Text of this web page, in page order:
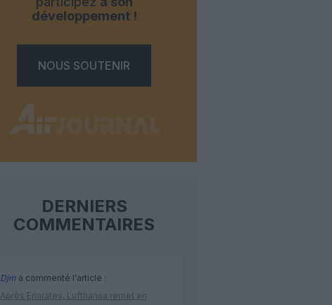
développement !
NOUS SOUTENIR
DERNIERS
COMMENTAIRES
Djm a commenté l'article :
Après Emirates, Lufthansa remet en